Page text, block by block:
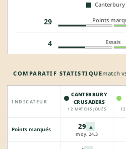
Canterbury
29 Points
4 Essais
COMPARATIF STATISTIQUEmatch
INDICATEUR
CANTERBURY
CRUSADERS
12 MATCHS JOUÉS
Points marqués 29 ▲
moy. 24.3